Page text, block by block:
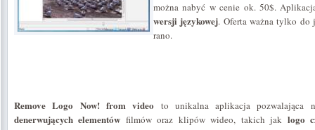
można nabyć w cenie ok. 50$.
wersji językowej. Oferta ważna tylko do
rano.
Remove Logo Now! from video to unikalna aplikacja pozwalająca
denerwujących elementów filmów oraz klipów wideo, takich jak logo